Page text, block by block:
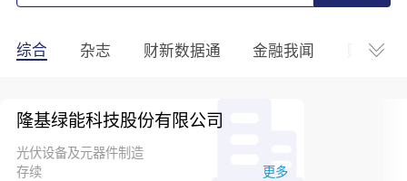
综合 杂志 财新数据通 金融我闻 财新
隆基绿能科技股份有限公司
光伏设备及元器件制造
存续
更多